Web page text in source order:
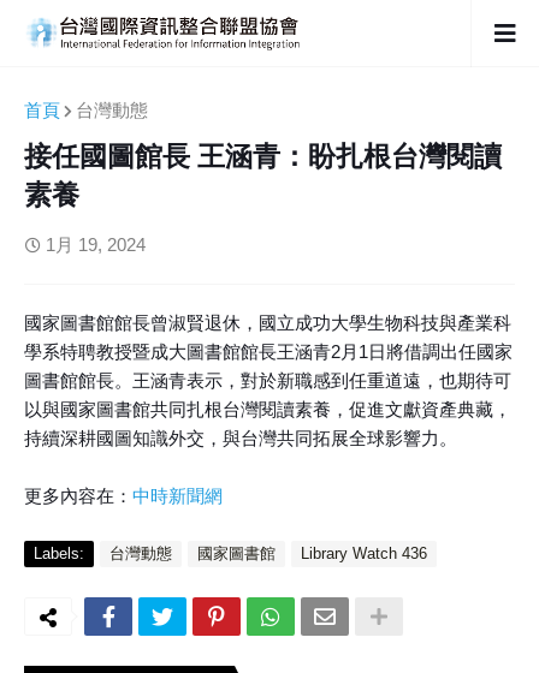
首頁 台灣動態
接任國圖館長 王涵青：盼扎根台灣閱讀
素養
1月 19, 2024
國家圖書館館長曾淑賢退休，國立成功大學生物科技與產業科
學系特聘教授暨成大圖書館館長王涵青2月1日將借調出任國家
圖書館館長。王涵青表示，對於新職感到任重道遠，也期待可
以與國家圖書館共同扎根台灣閱讀素養，促進文獻資產典藏，
持續深耕國圖知識外交，與台灣共同拓展全球影響力。
更多內容在： 中時新聞網
Labels: 台灣動態 國家圖書館 Library Watch 436